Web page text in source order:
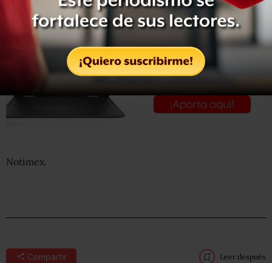
Notimex.
Compartir Leer después